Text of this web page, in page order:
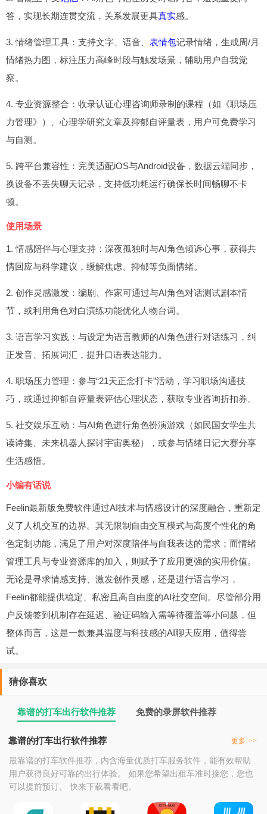
答，实现长期连贯交流，关系发展更具真实感。
3. 情绪管理工具：支持文字、语音、 表情包记录情绪，生成周/月
情绪热力图，标注压力高峰时段与触发场景，辅助用户自我觉
察。
4. 专业资源整合：收录认证心理咨询师录制的课程（如《职场压
力管理》）、心理学研究文章及抑郁自评量表，用户可免费学习
与自测。
5. 跨平台兼容性：完美适配iOS与Android设备，数据云端同步，
换设备不丢失聊天记录，支持低功耗运行确保长时间畅聊不卡
顿。
使用场景
1. 情感陪伴与心理支持：深夜孤独时与AI角色倾诉心事，获得共
情回应与科学建议，缓解焦虑、抑郁等负面情绪。
2. 创作灵感激发：编剧、作家可通过与AI角色对话测试剧本情
节，或利用角色对白演练功能优化人物台词。
3. 语言学习实践：与设定为语言教师的AI角色进行对话练习，纠
正发音、拓展词汇，提升口语表达能力。
4. 职场压力管理：参与“21天正念打卡”活动，学习职场沟通技
巧，或通过抑郁自评量表评估心理状态，获取专业咨询折扣券。
5. 社交娱乐互动：与AI角色进行角色扮演游戏（如民国女学生共
读诗集、未来机器人探讨宇宙奥秘），或参与情绪日记大赛分享
生活感悟。
小编有话说
Feelin最新版免费软件通过AI技术与情感设计的深度融合，重新定
义了人机交互的边界。其无限制自由交互模式与高度个性化的角
色定制功能，满足了用户对深度陪伴与自我表达的需求；而情绪
管理工具与专业资源库的加入，则赋予了应用更强的实用价值。
无论是寻求情感支持、激发创作灵感，还是进行语言学习，
Feelin都能提供稳定、私密且高自由度的AI社交空间。尽管部分用
户反馈签到机制存在延迟、验证码输入需等待覆盖等小问题，但
整体而言，这是一款兼具温度与科技感的AI聊天应用，值得尝
试。
猜你喜欢
靠谱的打车出行软件推荐 免费的录屏软件推荐
靠谱的打车出行软件推荐 更多 >>
最靠谱的打车软件推荐，内含海量优质打车服务软件，能有效帮助
用户获得良好可靠的出行体验。 如果您希望出租车准时接您，您也
可以提前预订。 快来下载看看吧。